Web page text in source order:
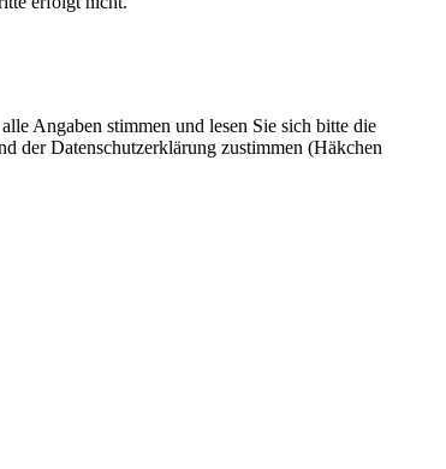
Angaben stimmen und lesen Sie sich bitte die
der Datenschutzerklärung zustimmen (Häkchen